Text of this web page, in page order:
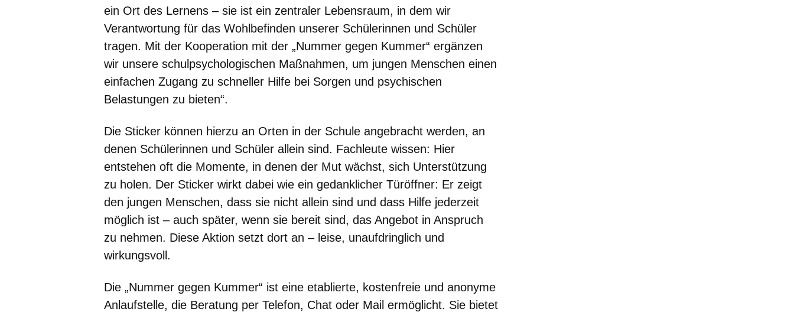
ein Ort des Lernens – sie ist ein zentraler Lebensraum, in dem wir
Verantwortung für das Wohlbefinden unserer Schülerinnen und Schüler
tragen. Mit der Kooperation mit der „Nummer gegen Kummer“ ergänzen
wir unsere schulpsychologischen Maßnahmen, um jungen Menschen einen
einfachen Zugang zu schneller Hilfe bei Sorgen und psychischen
Belastungen zu bieten“.
Die Sticker können hierzu an Orten in der Schule angebracht werden, an
denen Schülerinnen und Schüler allein sind. Fachleute wissen: Hier
entstehen oft die Momente, in denen der Mut wächst, sich Unterstützung
zu holen. Der Sticker wirkt dabei wie ein gedanklicher Türöffner: Er zeigt
den jungen Menschen, dass sie nicht allein sind und dass Hilfe jederzeit
möglich ist – auch später, wenn sie bereit sind, das Angebot in Anspruch
zu nehmen. Diese Aktion setzt dort an – leise, unaufdringlich und
wirkungsvoll.
Die „Nummer gegen Kummer“ ist eine etablierte, kostenfreie und anonyme
Anlaufstelle, die Beratung per Telefon, Chat oder Mail ermöglicht. Sie bietet